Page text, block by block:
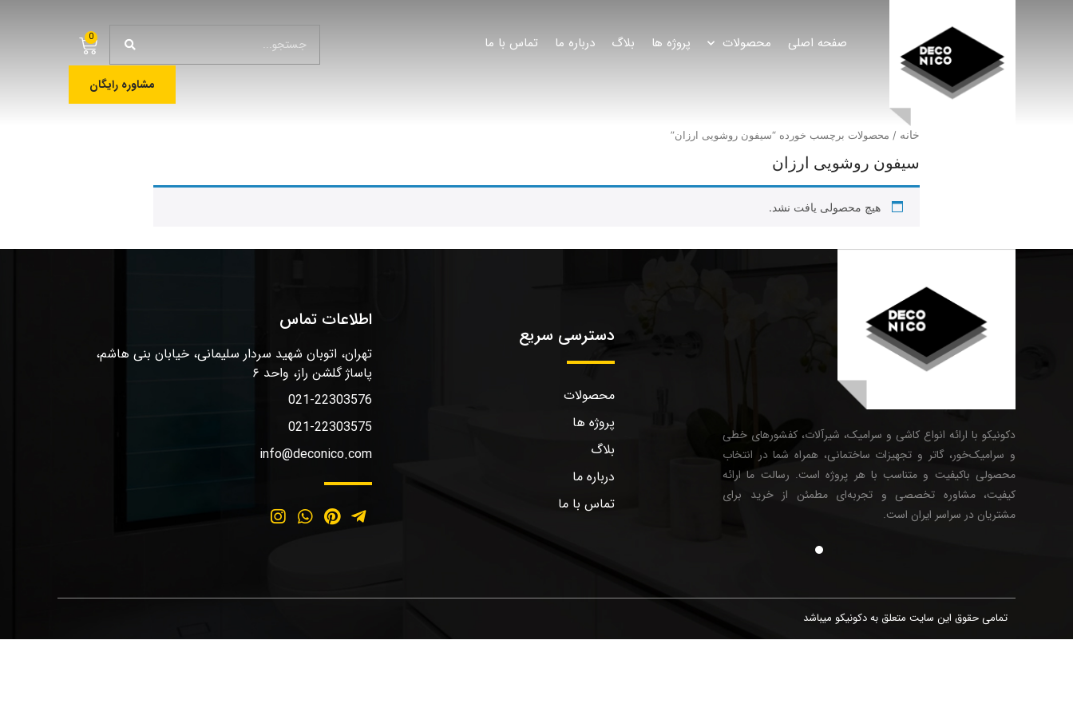
صفحه اصلی محصولات پروژه ها بلاگ درباره ما تماس با ما 0
مشاوره رایگان
خانه / محصولات برچسب خورده “سیفون روشویی ارزان”
سیفون روشویی ارزان
هیچ محصولی یافت نشد.
دکونیکو با ارائه انواع کاشی و سرامیک، شیرآلات، کفشورهای خطی
و سرامیک‌خور، گاتر و تجهیزات ساختمانی، همراه شما در انتخاب
محصولی باکیفیت و متناسب با هر پروژه است. رسالت ما ارائه
کیفیت، مشاوره تخصصی و تجربه‌ای مطمئن از خرید برای
مشتریان در سراسر ایران است.
دسترسی سریع
محصولات
پروژه ها
بلاگ
درباره ما
تماس با ما
اطلاعات تماس
تهران، اتوبان شهید سردار سلیمانی، خیابان بنی هاشم،
پاساژ گلشن راز، واحد ۶
021-22303576
021-22303575
info@deconico.com
تمامی حقوق این سایت متعلق به دکونیکو میباشد